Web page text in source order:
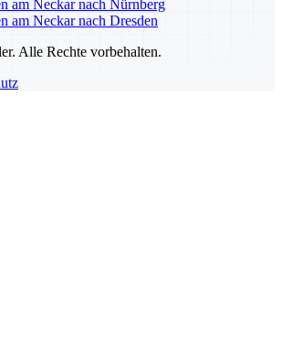
am Neckar nach Nürnberg
am Neckar nach Dresden
Alle Rechte vorbehalten.